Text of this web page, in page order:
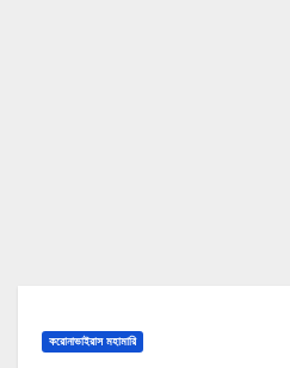
করোনাভাইরাস মহামারি